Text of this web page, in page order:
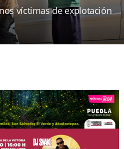
víctimas de explotación